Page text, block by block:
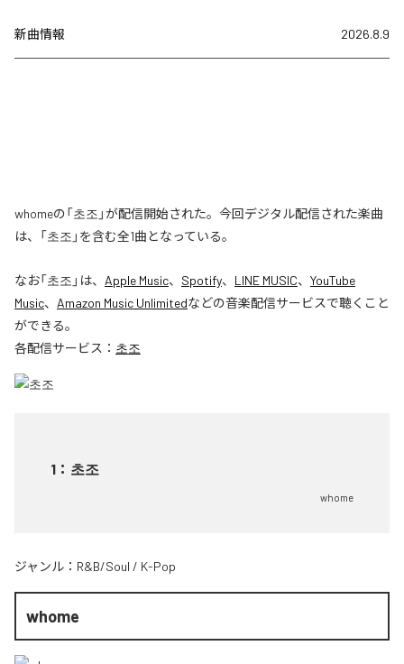
新曲情報 2026.8.9
whomeの「초조」が配信開始された。今回デジタル配信された楽曲
は、「초조」を含む全1曲となっている。
なお「초조 」は、 Apple Music、 Spotify、 LINE MUSIC、 YouTube
Music、 Amazon Music Unlimitedなどの音楽配信サービスで聴くこと
ができる。
各配信サービス： 초조
1 ： 초조
whome
ジャンル： R&B/Soul / K-Pop
whome